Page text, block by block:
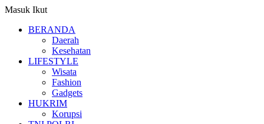
Masuk Ikut
BERANDA
Daerah
Kesehatan
LIFESTYLE
Wisata
Fashion
Gadgets
HUKRIM
Korupsi